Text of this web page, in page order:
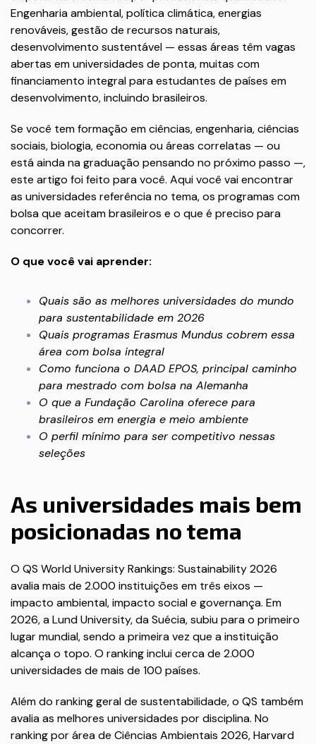
Engenharia ambiental, política climática, energias
renováveis, gestão de recursos naturais,
desenvolvimento sustentável — essas áreas têm vagas
abertas em universidades de ponta, muitas com
financiamento integral para estudantes de países em
desenvolvimento, incluindo brasileiros.
Se você tem formação em ciências, engenharia, ciências
sociais, biologia, economia ou áreas correlatas — ou
está ainda na graduação pensando no próximo passo —,
este artigo foi feito para você. Aqui você vai encontrar
as universidades referência no tema, os programas com
bolsa que aceitam brasileiros e o que é preciso para
concorrer.
O que você vai aprender:
Quais são as melhores universidades do mundo
para sustentabilidade em 2026
Quais programas Erasmus Mundus cobrem essa
área com bolsa integral
Como funciona o DAAD EPOS, principal caminho
para mestrado com bolsa na Alemanha
O que a Fundação Carolina oferece para
brasileiros em energia e meio ambiente
O perfil mínimo para ser competitivo nessas
seleções
As universidades mais bem
posicionadas no tema
O QS World University Rankings: Sustainability 2026
avalia mais de 2.000 instituições em três eixos —
impacto ambiental, impacto social e governança. Em
2026, a Lund University, da Suécia, subiu para o primeiro
lugar mundial, sendo a primeira vez que a instituição
alcança o topo. O ranking inclui cerca de 2.000
universidades de mais de 100 países.
Além do ranking geral de sustentabilidade, o QS também
avalia as melhores universidades por disciplina. No
ranking por área de Ciências Ambientais 2026, Harvard